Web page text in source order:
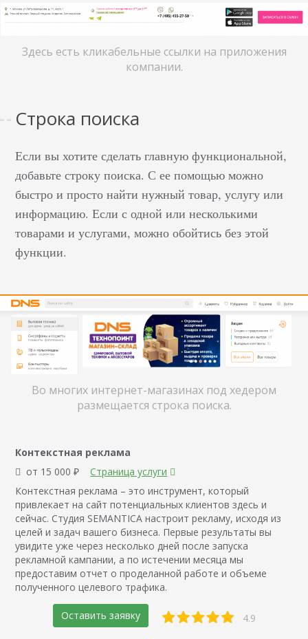
Здесь есть кликабельные ссылки на приложения
компании.
Строка поиска
Если вы хотите сделать главную функциональной,
добавьте строку поиска. С ее помощью можно
быстро и просто найти нужный товар, услугу или
информацию. Если с одной или несколькими
товарами и услугами, можно обойтись без этой
функции.
Во многих интернет-магазинах под хедером
размещается строка поиска.
Контекстная реклама
от 15 000 ₽
Страница услуги
Контекстная реклама – это инструмент, который
привлекает на сайт потенциальных клиентов здесь и
сейчас. Студия SEMANTICA настроит рекламу, исходя из
целей и задач вашего бизнеса. Первые результаты вы
увидите уже через несколько дней после запуска
рекламной кампании, а по истечении месяца мы
предоставим отчет о проделанной работе и объеме
полученного целевого трафика.
Оставить заявку 4.9